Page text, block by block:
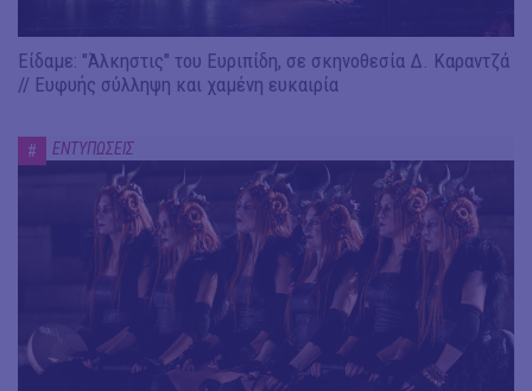
Είδαμε: "Άλκηστις" του Ευριπίδη, σε σκηνοθεσία Δ. Καραντζά
// Ευφυής σύλληψη και χαμένη ευκαιρία
# ΕΝΤΥΠΩΣΕΙΣ